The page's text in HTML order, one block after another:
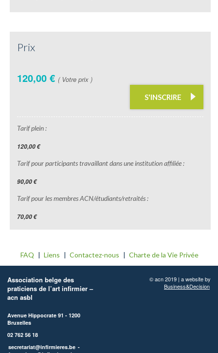
Prix
120,00 € ( Votre prix )
S'INSCRIRE
Tarif plein :
120,00 €
Tarif pour participants travaillant dans une institution affiliée :
90,00 €
Tarif pour les membres ACN/étudiants/retraités :
70,00 €
FAQ Liens Contactez-nous Charte de la Vie Privée
Association belge des
praticiens de l’art infirmier –
acn asbl
Avenue Hippocrate 91 - 1200
Bruxelles
02 762 56 18
secretariat@infirmieres.be -
© acn 2019 | a website by
Business&Decision